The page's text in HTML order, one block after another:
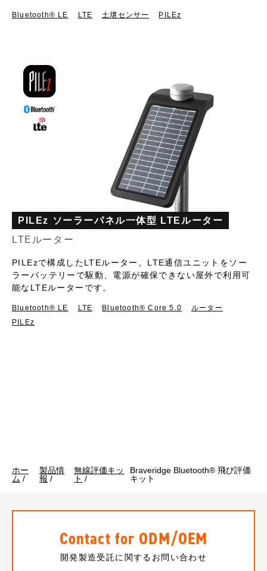
Bluetooth®︎ LE LTE 土壌センサー PILEz
PILEz ソーラーパネル一体型 LTEルーター
LTEルーター
PILEzで構成したLTEルーター。LTE通信ユニットをソー
ラーバッテリーで駆動、電源が確保できない屋外で利用可
能なLTEルーターです。
Bluetooth®︎ LE LTE Bluetooth® Core 5.0
ルーター
PILEz
ホー
ム /
製品情
報 /
無線評価キッ
ト /
Braveridge Bluetooth® 飛び評価
キット
Contact for ODM/OEM
開発製造受託に関するお問い合わせ